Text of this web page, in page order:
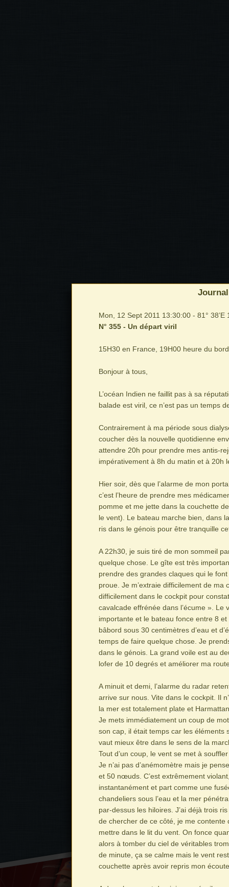
Mon, 12 Sept 2011 13:30:00 - 81° 38’E
N° 355 - Un départ viril
15H30 en France, 19H00 heure du bord
Bonjour à tous,
L’océan Indien ne faillit pas à sa
balade est viril, ce n’est pas un temps
Contrairement à ma période sous
coucher dès la nouvelle quotidienne
attendre 20h pour prendre mes antis-
impérativement à 8h du matin et à 20h
Hier soir, dès que l’alarme de mon
c’est l’heure de prendre mes
pomme et me jette dans la couchette
le vent). Le bateau marche bien, dans
ris dans le génois pour être tranquille
A 22h30, je suis tiré de mon sommeil
quelque chose. Le gîte est très
prendre des grandes claques qui le
proue. Je m’extraie difficilement de ma
difficilement dans le cockpit pour
cavalcade effrénée dans l’écume ». Le
importante et le bateau fonce entre 8
bâbord sous 30 centimètres d’eau et
temps de faire quelque chose. Je
dans le génois. La grand voile est au
lofer de 10 degrés et améliorer ma
A minuit et demi, l’alarme du radar
arrive sur nous. Vite dans le cockpit. Il
la mer est totalement plate et
Je mets immédiatement un coup de
son cap, il était temps car les éléments
vaut mieux être dans le sens de la
Tout d’un coup, le vent se met à
Je n’ai pas d’anémomètre mais je
et 50 nœuds. C’est extrêmement
instantanément et part comme une
chandeliers sous l’eau et la mer
par-dessus les hiloires. J’ai déjà trois
de chercher de ce côté, je me contente
mettre dans le lit du vent. On fonce
alors à tomber du ciel de véritables
de minute, ça se calme mais le vent
couchette après avoir repris mon